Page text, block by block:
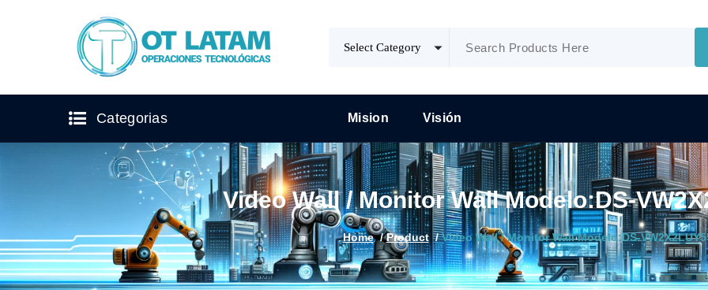
Categorias Mision Visión
Video Wall / Monitor Wall Modelo:DS-
Home/Product/Video Wall / Monitor Wall Modelo:DS-